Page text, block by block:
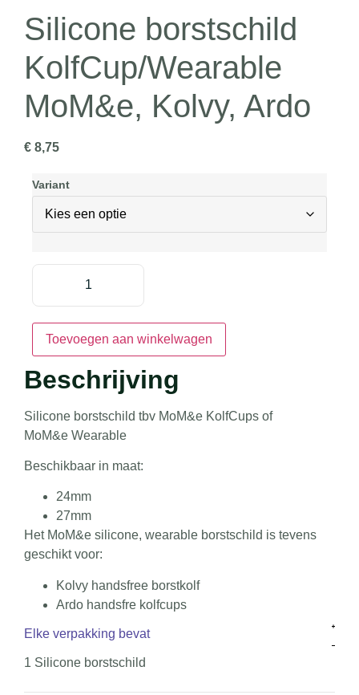
Silicone borstschild
KolfCup/Wearable
MoM&e, Kolvy, Ardo
€ 8,75
Variant
Toevoegen aan winkelwagen
Beschrijving
Silicone borstschild tbv MoM&e KolfCups of
MoM&e Wearable
Beschikbaar in maat:
24mm
27mm
Het MoM&e silicone, wearable borstschild is tevens
geschikt voor:
Kolvy handsfree borstkolf
Ardo handsfre kolfcups
Elke verpakking bevat
1 Silicone borstschild